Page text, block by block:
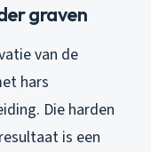
graven
van de
hars
Die harden
is een